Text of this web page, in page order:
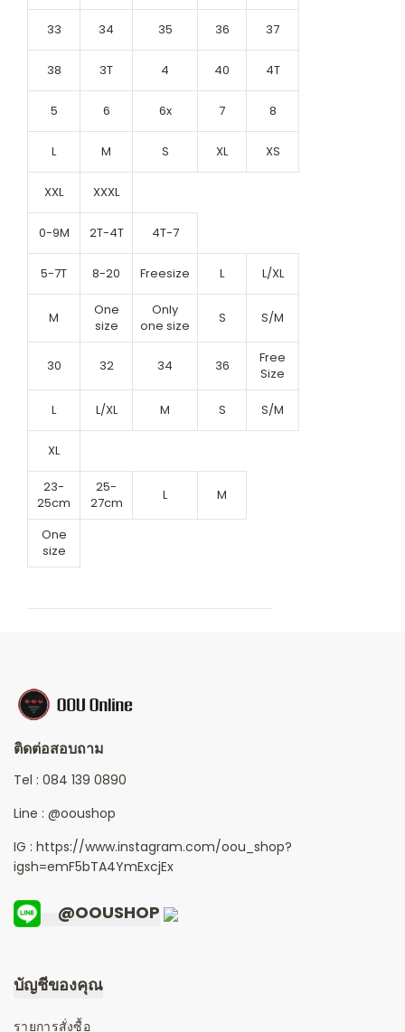
33 34 35 36 37
38 3T 4 40 4T
5 6 6x 7 8
L M S XL XS
XXL XXXL
0-9M 2T-4T 4T-7
5-7T 8-20 Freesize L L/XL
M
One
size
Only
one size
S S/M
30 32 34 36
Free
Size
L L/XL M S S/M
XL
23-
25cm
25-
27cm
L M
One
size
ติดต่อสอบถาม
Tel : 084 139 0890
Line : @ooushop
IG : https://www.instagram.com/oou_shop?
igsh=emF5bTA4YmExcjEx
@OOUSHOP
บัญชีของคุณ
รายการสั่งซื้อ